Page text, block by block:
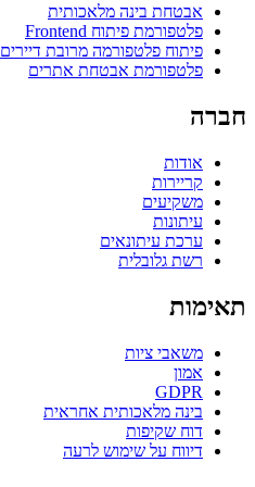
אבטחת בינה מלאכותית
פלטפורמת פיתוח Frontend
פיתוח פלטפורמה מרובת דיירים
פלטפורמת אבטחת אתרים
חברה
אודות
קריירות
משקיעים
עיתונות
ערכת עיתונאים
רשת גלובלית
תאימות
משאבי ציות
אמון
GDPR
בינה מלאכותית אחראית
דוח שקיפות
דיווח על שימוש לרעה